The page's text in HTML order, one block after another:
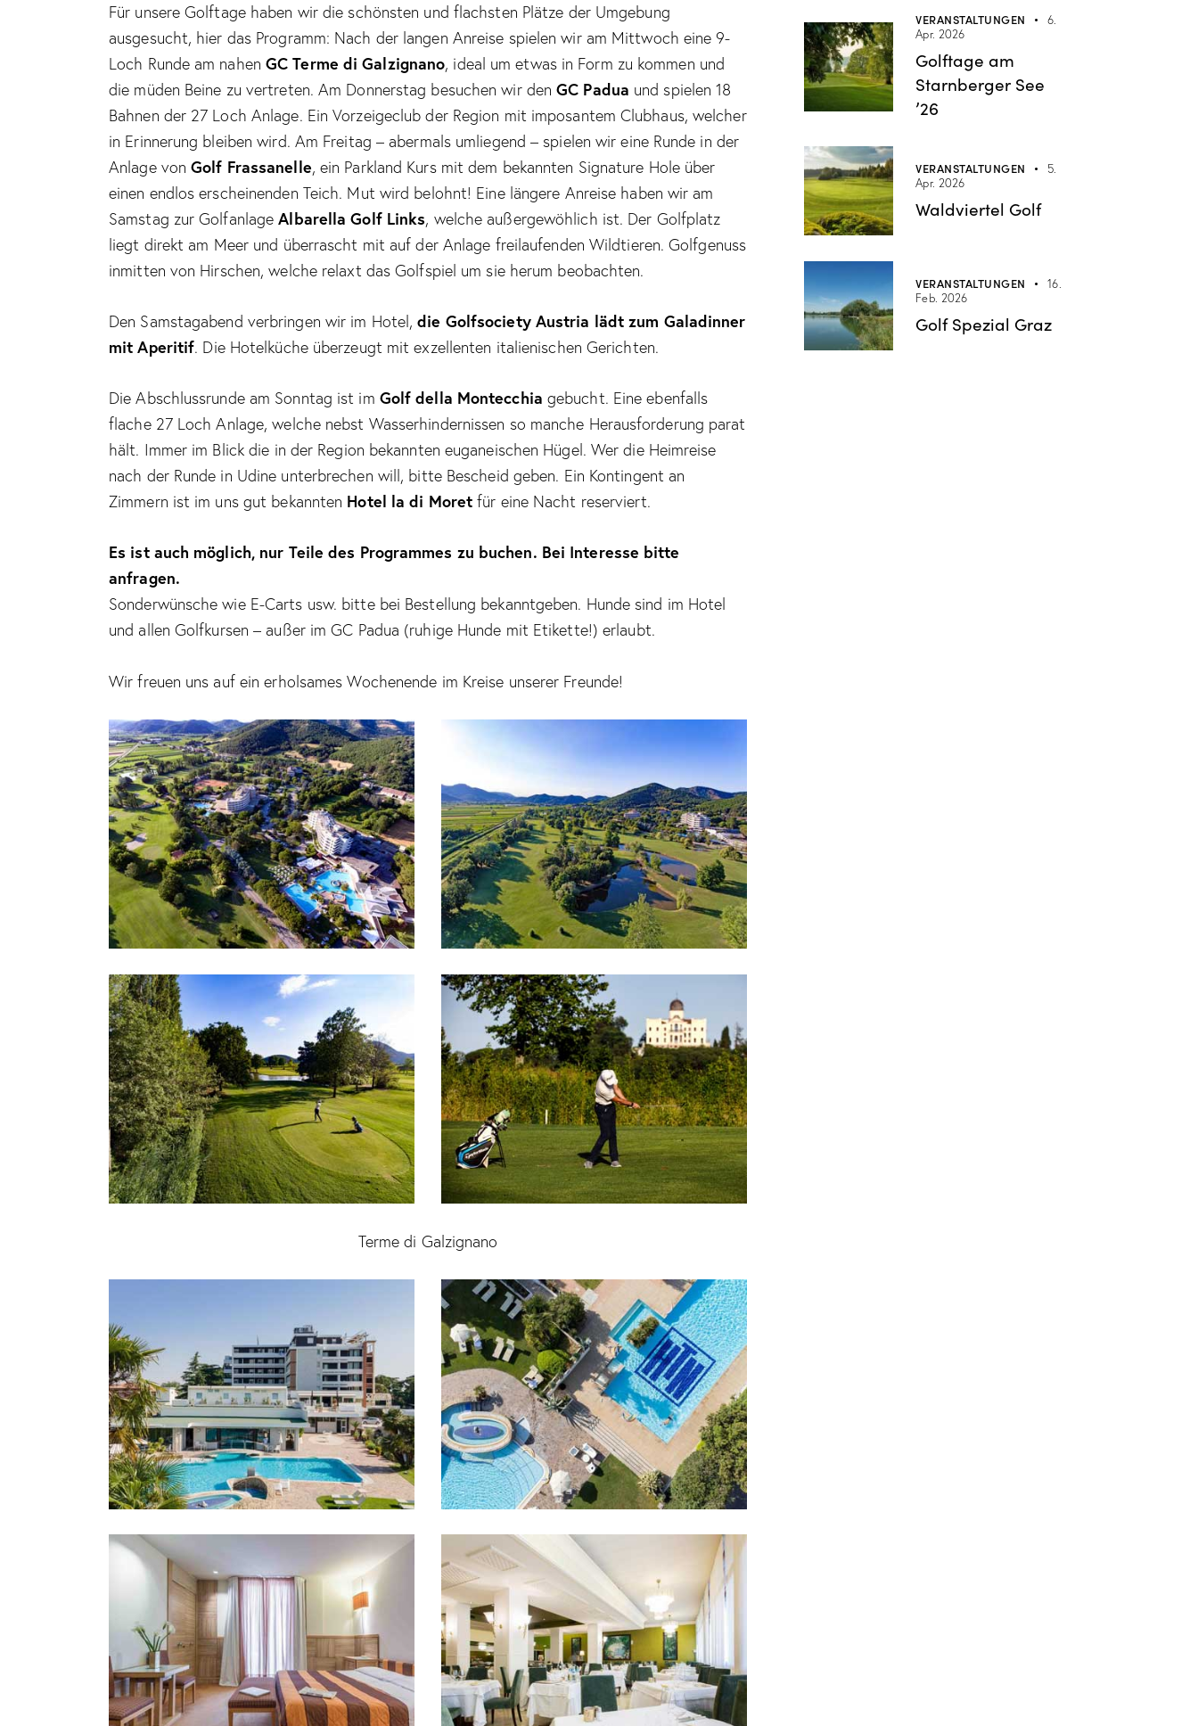
Für unsere Golftage haben wir die schönsten und flachsten Plätze der Umgebung
ausgesucht, hier das Programm: Nach der langen Anreise spielen wir am Mittwoch eine 9-
Loch Runde am nahenGC Terme di Galzignano, ideal um etwas in Form zu kommen und
die müden Beine zu vertreten. Am Donnerstag besuchen wir denGC Padua und spielen 18
Bahnen der 27 Loch Anlage. Ein Vorzeigeclub der Region mit imposantem Clubhaus, welcher
in Erinnerung bleiben wird. Am Freitag – abermals umliegend – spielen wir eine Runde in der
Anlage vonGolf Frassanelle, ein Parkland Kurs mit dem bekannten Signature Hole über
einen endlos erscheinenden Teich. Mut wird belohnt! Eine längere Anreise haben wir am
Samstag zur GolfanlageAlbarella Golf Links, welche außergewöhlich ist. Der Golfplatz
liegt direkt am Meer und überrascht mit auf der Anlage freilaufenden Wildtieren. Golfgenuss
inmitten von Hirschen, welche relaxt das Golfspiel um sie herum beobachten.
Den Samstagabend verbringen wir im Hotel,die Golfsociety Austria lädt zum Galadinner
mit Aperitif. Die Hotelküche überzeugt mit exzellenten italienischen Gerichten.
Die Abschlussrunde am Sonntag ist im Golf della Montecchia gebucht. Eine ebenfalls
flache 27 Loch Anlage, welche nebst Wasserhindernissen so manche Herausforderung parat
hält. Immer im Blick die in der Region bekannten euganeischen Hügel. Wer die Heimreise
nach der Runde in Udine unterbrechen will, bitte Bescheid geben. Ein Kontingent an
Zimmern ist im uns gut bekannten Hotel la di Moret für eine Nacht reserviert.
Es ist auch möglich, nur Teile des Programmes zu buchen. Bei Interesse bitte
anfragen.
Sonderwünsche wie E-Carts usw. bitte bei Bestellung bekanntgeben. Hunde sind im Hotel
und allen Golfkursen – außer im GC Padua (ruhige Hunde mit Etikette!) erlaubt.
Wir freuen uns auf ein erholsames Wochenende im Kreise unserer Freunde!
Terme di Galzignano
VERANSTALTUNGEN
6.
Apr. 2026
Golftage am
Starnberger See
’26
VERANSTALTUNGEN
5.
Apr. 2026
Waldviertel Golf
VERANSTALTUNGEN
16.
Feb. 2026
Golf Spezial Graz